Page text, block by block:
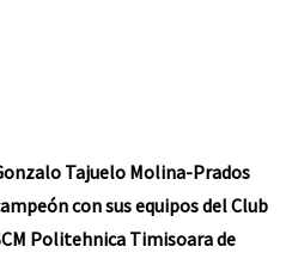
Tajuelo Molina-Prados
con sus equipos del Club
Politehnica Timisoara de